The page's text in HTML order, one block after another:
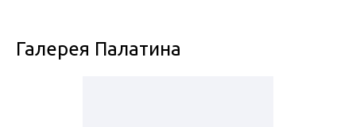
Галерея Палатина